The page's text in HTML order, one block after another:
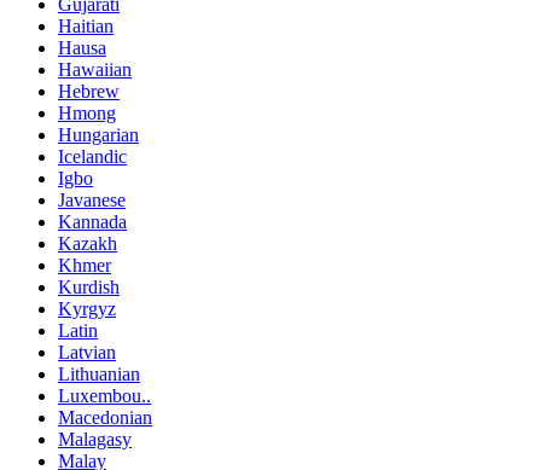
Haitian
Hausa
Hawaiian
Hebrew
Hmong
Hungarian
Icelandic
Igbo
Javanese
Kannada
Kazakh
Khmer
Kurdish
Kyrgyz
Latin
Latvian
Lithuanian
Luxembou..
Macedonian
Malagasy
Malay